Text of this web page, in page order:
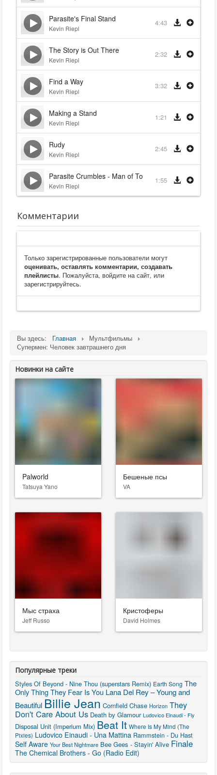
Parasite's Final Stand
Kevin Riepl
4:43
The Story is Out There
Kevin Riepl
2:32
Find a Way
Kevin Riepl
3:32
Making a Stand
Kevin Riepl
1:21
Rudy
Kevin Riepl
2:45
Parasite Crumbles - Man of Tomorrow
Kevin Riepl
1:55
Комментарии
Только зарегистрированные пользователи могут
оценивать, оставлять комментарии, создавать
плейлисты. Пожалуйста, войдите на сайт, или
зарегистрируйтесь.
Вы здесь: Главная
Мультфильмы
Супермен: Человек завтрашнего дня
Новинки на сайте
Palworld
Tatsuya Yano
Бешеные псы
VA
Мыс страха
Jeff Russo
Кристоферы
David Holmes
Популярные треки
Styles Of Beyond - Nine Thou (superstars Remix) Earth Song The
Only Thing They Fear Is You Lana Del Rey – Young and
Beautiful Billie Jean Cornfield Chase Horizon They
Don't Care About Us Death by Glamour Ludovico Einaudi - Fly
Disposal Unit (Imperium Mix) Beat It Where Is My Mind (The
Pixies) Ludovico Einaudi - Una Mattina Rammstein - Du Hast
Self Aware Your Best Nightmare Bee Gees - Stayin' Alive Finale
The Chemical Brothers - Go (Radio Edit)